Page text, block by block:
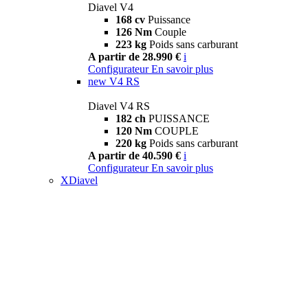
Diavel V4
168 cv Puissance
126 Nm Couple
223 kg Poids sans carburant
A partir de 28.990 € i
Configurateur En savoir plus
new V4 RS
Diavel V4 RS
182 ch PUISSANCE
120 Nm COUPLE
220 kg Poids sans carburant
A partir de 40.590 € i
Configurateur En savoir plus
XDiavel